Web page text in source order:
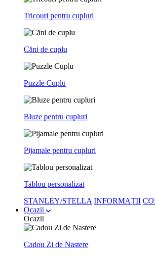
Tricouri pentru cupluri
Căni de cuplu
Puzzle Cuplu
Bluze pentru cupluri
Pijamale pentru cupluri
Tablou personalizat
STANLEY/STELLA INFORMAȚII
Ocazii
Ocazii
Cadou Zi de Nastere